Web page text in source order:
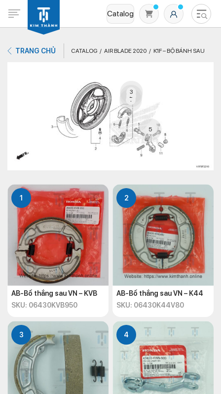
Catalog
Không có sản phẩm nào trong giỏ hàng
TRANG CHỦ CATALOG AIR BLADE 2020 K1F – BỘ BÁNH SAU
1
2
3
5
1
AB-Bố thắng sau VN – KVB
SKU: 06430KVB950
2
AB-Bố thắng sau VN – K44
SKU: 06430K44V80
3 4